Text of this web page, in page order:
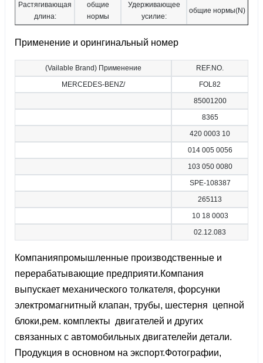
Растягивающая
длина:
общие
нормы
Удерживающее
усилие:
общие нормы(N)
Применение и орингинальный номер
(Vailable Brand) Применение
REF.NO.
MERCEDES-BENZ/
FOL82
85001200
8365
420 0003 10
014 005 0056
103 050 0080
SPE-108387
265113
10 18 0003
02.12.083
Компанияпромышленные производственные и
перерабатывающие предприяти.Компания
выпускает механического толкателя, форсунки
электромагнитный клапан, трубы, шестерня цепной
блоки,рем. комплекты двигателей и других
связанных с автомобильных двигателейи детали.
Продукция в основном на экспорт.Фотографии,